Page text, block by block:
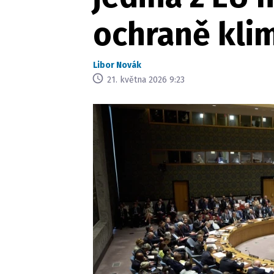
ochraně
Libor Novák
21. května 2026 9:23